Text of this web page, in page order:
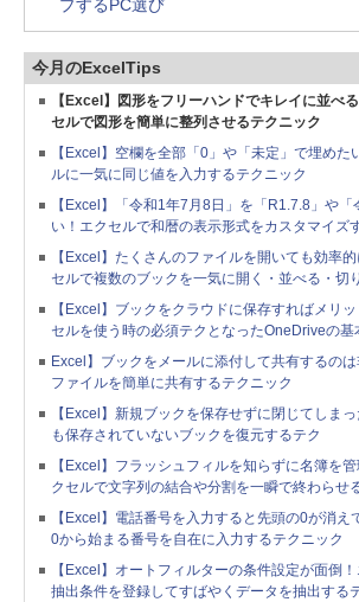
プするPC選び
今月のExcelTips
【Excel】図形をフリーハンドでキレイに並
セルで図形を簡単に整列させるテクニック
【Excel】空欄を全部「0」や「未定」で埋めた
ルに一気に同じ値を入力するテクニック
【Excel】「令和1年7月8日」を「R1.7.8」や
い！エクセルで和暦の表示形式をカスタマイズ
【Excel】たくさんのファイルを開いても効率
セルで複数のブックを一気に開く・並べる・切
【Excel】ブックをクラウドに保存すればメリ
セルを使う時の必須テクとなったOneDriveの基
Excel】ブックをメールに添付して共有するの
ファイルを簡単に共有するテクニック
【Excel】新規ブックを保存せずに閉じてしま
も保存されていないブックを復元するテク
【Excel】フラッシュフィルを知らずに名簿を
クセルで文字列の結合や分割を一瞬で終わらせ
【Excel】電話番号を入力すると先頭の0が消え
0から始まる番号を自在に入力するテクニック
【Excel】オートフィルターの条件設定が面倒
抽出条件を登録してすばやくデータを抽出する